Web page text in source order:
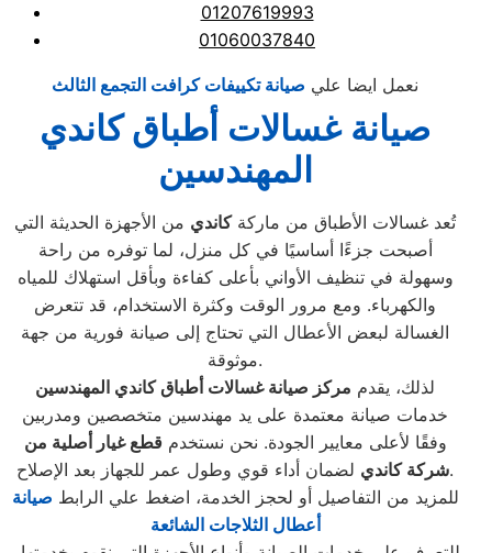
01207619993
01060037840
نعمل ايضا علي صيانة تكييفات كرافت التجمع الثالث
صيانة غسالات أطباق كاندي
المهندسين
تُعد غسالات الأطباق من ماركةكاندي من الأجهزة الحديثة التي
أصبحت جزءًا أساسيًا في كل منزل، لما توفره من راحة
وسهولة في تنظيف الأواني بأعلى كفاءة وبأقل استهلاك للمياه
والكهرباء. ومع مرور الوقت وكثرة الاستخدام، قد تتعرض
الغسالة لبعض الأعطال التي تحتاج إلى صيانة فورية من جهة
موثوقة.
لذلك، يقدم مركز صيانة غسالات أطباق كاندي المهندسين
خدمات صيانة معتمدة على يد مهندسين متخصصين ومدربين
وفقًا لأعلى معايير الجودة. نحن نستخدمقطع غيار أصلية من
شركة كانديلضمان أداء قوي وطول عمر للجهاز بعد الإصلاح.
للمزيد من التفاصيل أو لحجز الخدمة، اضغط علي الرابط صيانة
أعطال الثلاجات الشائعة